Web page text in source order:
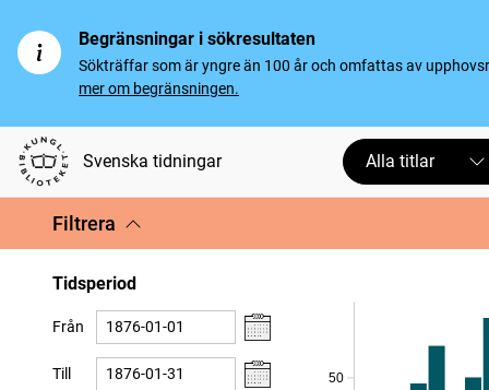
Begränsningar i sökresultaten
Sökträffar som är yngre än 100 år och omfattas av
mer om begränsningen.
Svenska tidningar Alla titlar
Filtrera
Tidsperiod
Från
Till 50